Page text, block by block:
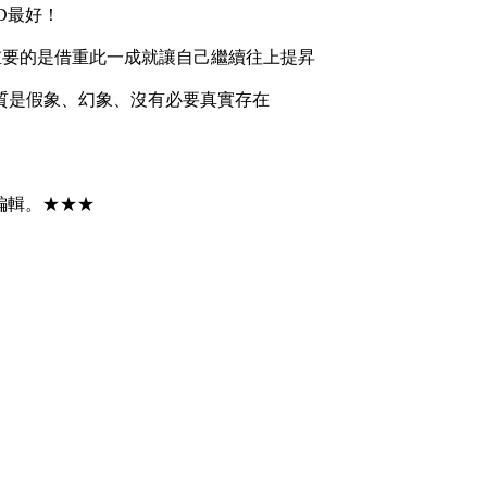
好！
的是借重此一成就讓自己繼續往上提昇
假象、幻象、沒有必要真實存在
編輯。★★★